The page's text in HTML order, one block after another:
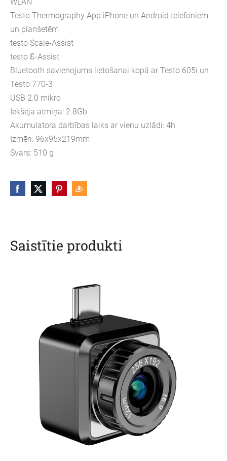
Testo Thermography App iPhone un Android telefoniem
un planšetēm
testo Scale-Assist
testo Ɛ-Assist
Bluetooth savienojums lietošanai kopā ar Testo 605i un
Testo 770-3
USB 2.0 mikro
Iekšēja atmiņa: 2.8Gb
Akumulatora darbības laiks ar vienu uzlādi: 4h
Izmēri: 96x95x219mm
Svars: 510 g
Saistītie produkti